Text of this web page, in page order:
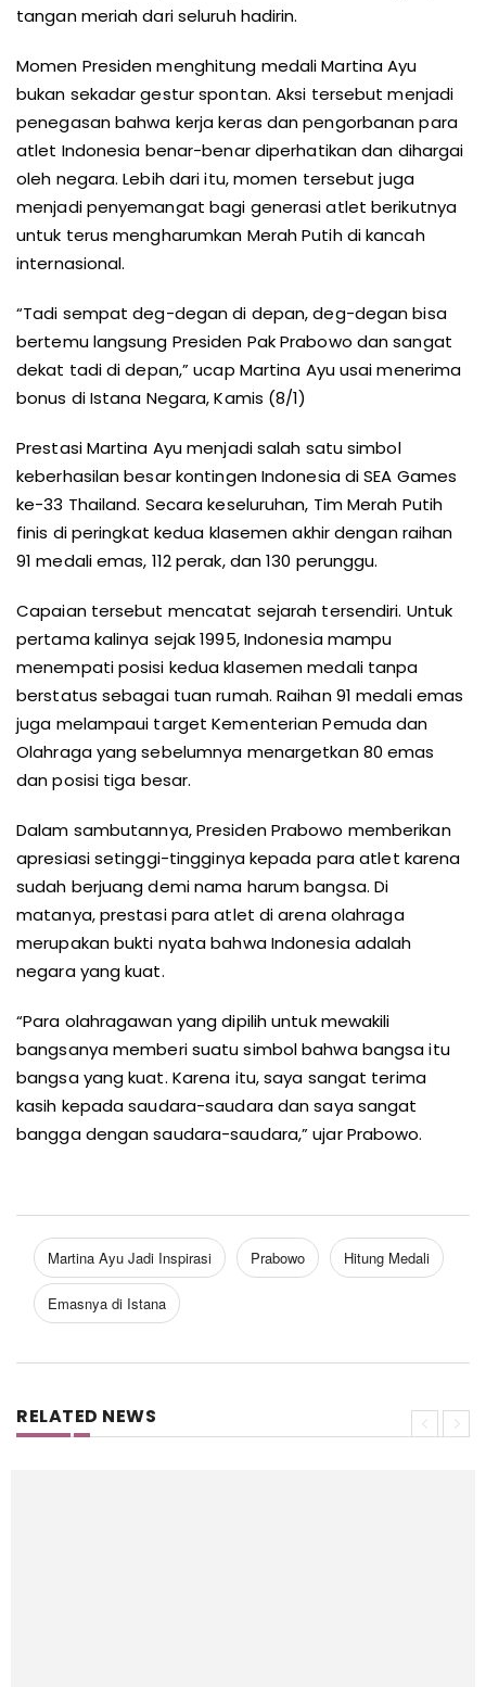
tangan meriah dari seluruh hadirin.
Momen Presiden menghitung medali Martina Ayu
bukan sekadar gestur spontan. Aksi tersebut menjadi
penegasan bahwa kerja keras dan pengorbanan para
atlet Indonesia benar-benar diperhatikan dan dihargai
oleh negara. Lebih dari itu, momen tersebut juga
menjadi penyemangat bagi generasi atlet berikutnya
untuk terus mengharumkan Merah Putih di kancah
internasional.
“Tadi sempat deg-degan di depan, deg-degan bisa
bertemu langsung Presiden Pak Prabowo dan sangat
dekat tadi di depan,” ucap Martina Ayu usai menerima
bonus di Istana Negara, Kamis (8/1)
Prestasi Martina Ayu menjadi salah satu simbol
keberhasilan besar kontingen Indonesia di SEA Games
ke-33 Thailand. Secara keseluruhan, Tim Merah Putih
finis di peringkat kedua klasemen akhir dengan raihan
91 medali emas, 112 perak, dan 130 perunggu.
Capaian tersebut mencatat sejarah tersendiri. Untuk
pertama kalinya sejak 1995, Indonesia mampu
menempati posisi kedua klasemen medali tanpa
berstatus sebagai tuan rumah. Raihan 91 medali emas
juga melampaui target Kementerian Pemuda dan
Olahraga yang sebelumnya menargetkan 80 emas
dan posisi tiga besar.
Dalam sambutannya, Presiden Prabowo memberikan
apresiasi setinggi-tingginya kepada para atlet karena
sudah berjuang demi nama harum bangsa. Di
matanya, prestasi para atlet di arena olahraga
merupakan bukti nyata bahwa Indonesia adalah
negara yang kuat.
“Para olahragawan yang dipilih untuk mewakili
bangsanya memberi suatu simbol bahwa bangsa itu
bangsa yang kuat. Karena itu, saya sangat terima
kasih kepada saudara-saudara dan saya sangat
bangga dengan saudara-saudara,” ujar Prabowo.
Martina Ayu Jadi Inspirasi Prabowo Hitung Medali
Emasnya di Istana
RELATED NEWS